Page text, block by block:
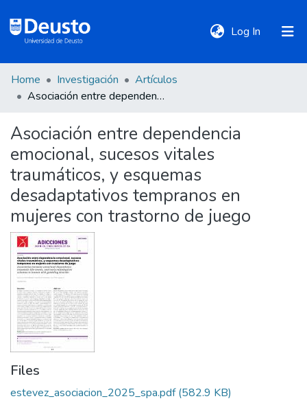
Log In (current)
DeustoTeka
Communities
&
Collections
All of DSpace
Statistics
Policies
Home Investigación
Artículos
Asociación entre dependencia emocional, sucesos vitales traumáticos, y esquemas desadaptativos tempranos en mujeres con trastorno de juego
Asociación entre dependencia
emocional, sucesos vitales
traumáticos, y esquemas
desadaptativos tempranos en
mujeres con trastorno de juego
Files
estevez_asociacion_2025_spa.pdf(582.9 KB)